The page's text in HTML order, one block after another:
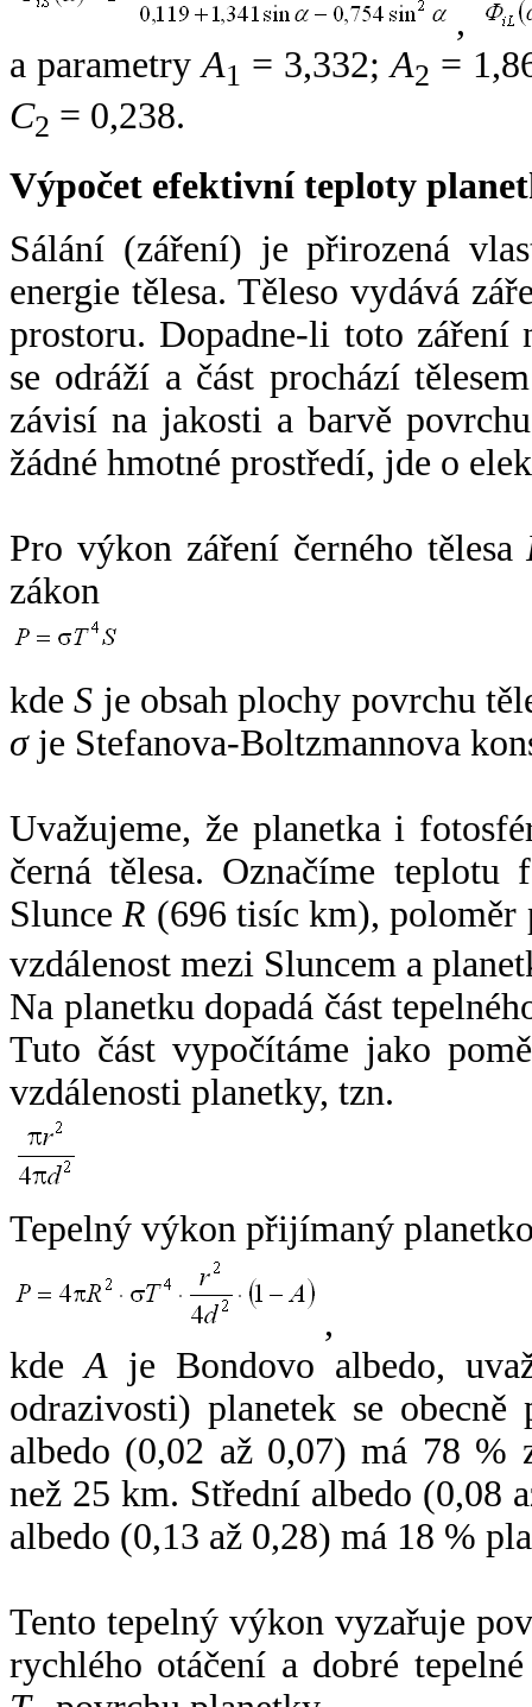
,
a parametryA1 = 3,332;A2 =
C2 = 0,238.
Výpočet efektivní teploty
Sálání (záření) je přirozená
energie tělesa. Těleso vydává
prostoru. Dopadne-li toto záření
se odráží a část prochází
závisí na jakosti a barvě
žádné hmotné prostředí, jde o
Pro výkon záření černého tělesa
zákon
kdeS je obsah plochy povrchu
σje Stefanova-Boltzmannova
Uvažujeme, že planetka i
černá tělesa. Označíme
SlunceR (696 tisíc km),
vzdálenost mezi Sluncem a
Na planetku dopadá část
Tuto část vypočítáme jako
vzdálenosti planetky, tzn.
Tepelný výkon přijímaný
,
kdeA je Bondovo albedo,
odrazivosti) planetek se
albedo (0,02 až 0,07) má 78 %
než 25 km. Střední albedo (0,08
albedo (0,13 až 0,28) má 18 %
Tento tepelný výkon vyzařuje
rychlého otáčení a dobré